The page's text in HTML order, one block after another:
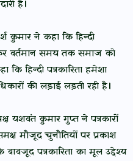
है।
कुमार ने कहा कि हिन्दी
वर्तमान समय तक समाज को
कि हिन्दी पत्रकारिता हमेशा
की लड़ाई लड़ती रही है।
यशवंत कुमार गुप्त ने पत्रकारों
मौजूद चुनौतियों पर प्रकाश
पत्रकारिता का मूल उद्देश्य